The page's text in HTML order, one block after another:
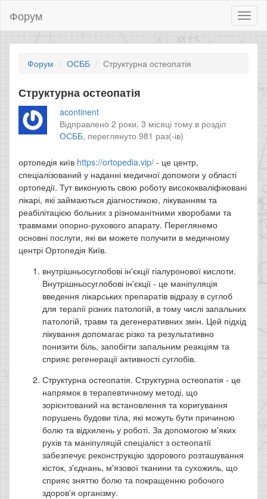
Форум
Форум ОСББ Структурна остеопатія
Структурна остеопатія
acontinent
Відправлено 2 роки, 3 місяці тому в розділ
ОСББ, переглянуто 981 раз(-ів)
ортопедія київ https://ortopedia.vip/ - це центр,
спеціалізований у наданні медичної допомоги у області
ортопедії. Тут виконують свою роботу висококваліфіковані
лікарі, які займаються діагностикою, лікуванням та
реабілітацією больних з різноманітними хворобами та
травмами опорно-рухового апарату. Переглянемо
основні послуги, які ви можете получити в медичному
центрі Ортопедія Київ.
внутрішньосуглобові ін'єкції гіалуронової кислоти.
Внутрішньосуглобові ін'єкції - це маніпуляція
введення лікарських препаратів відразу в суглоб
для терапії різних патологій, в тому числі запальних
патологій, травм та дегенеративних змін. Цей підхід
лікування допомагає різко та результативно
понизити біль, запобігти запальним реакціям та
сприяє регенерації активності суглобів.
Структурна остеопатія. Структурна остеопатія - це
напрямок в терапевтичному методі, що
зорієнтований на встановлення та коригування
порушень будови тіла, які можуть бути причиною
болю та відхилень у роботі. За допомогою м'яких
рухів та маніпуляцій спеціаліст з остеопатії
забезпечує реконструкцію здорового розташування
кісток, з'єднань, м'язової тканини та сухожиль, що
сприяє зняттю болю та покращенню робочого
здоров'я організму.